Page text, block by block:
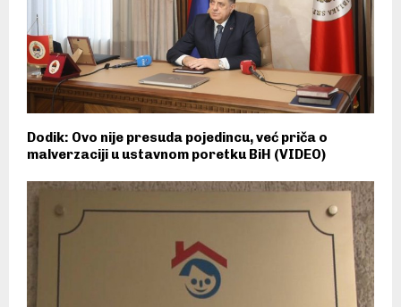
Dodik: Ovo nije presuda pojedincu, već priča o
malverzaciji u ustavnom poretku BiH (VIDEO)